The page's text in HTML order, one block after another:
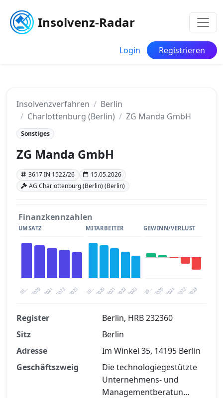
Insolvenz-Radar
Login Registrieren
Insolvenzverfahren
Berlin
Charlottenburg (Berlin)
ZG Manda GmbH
Sonstiges
ZG Manda GmbH
3617 IN 1522/26
15.05.2026
AG Charlottenburg (Berlin) (Berlin)
Finanzkennzahlen
UMSATZ
20… 2021 2023
2020 2022
MITARBEITER
20… 2021 2023
2020 2022
GEWINN/VERLUST
20… 2021 2023
2020 2022
Finanzkennzahlen nach kostenloser
Registrierung verfügbar
Jetzt kostenlos registrieren
Register
Berlin, HRB 232360
Sitz
Berlin
Adresse
Im Winkel 35, 14195 Berlin
Geschäftszweig
Die technologiegestützte
Unternehmens- und
Managementberatun…